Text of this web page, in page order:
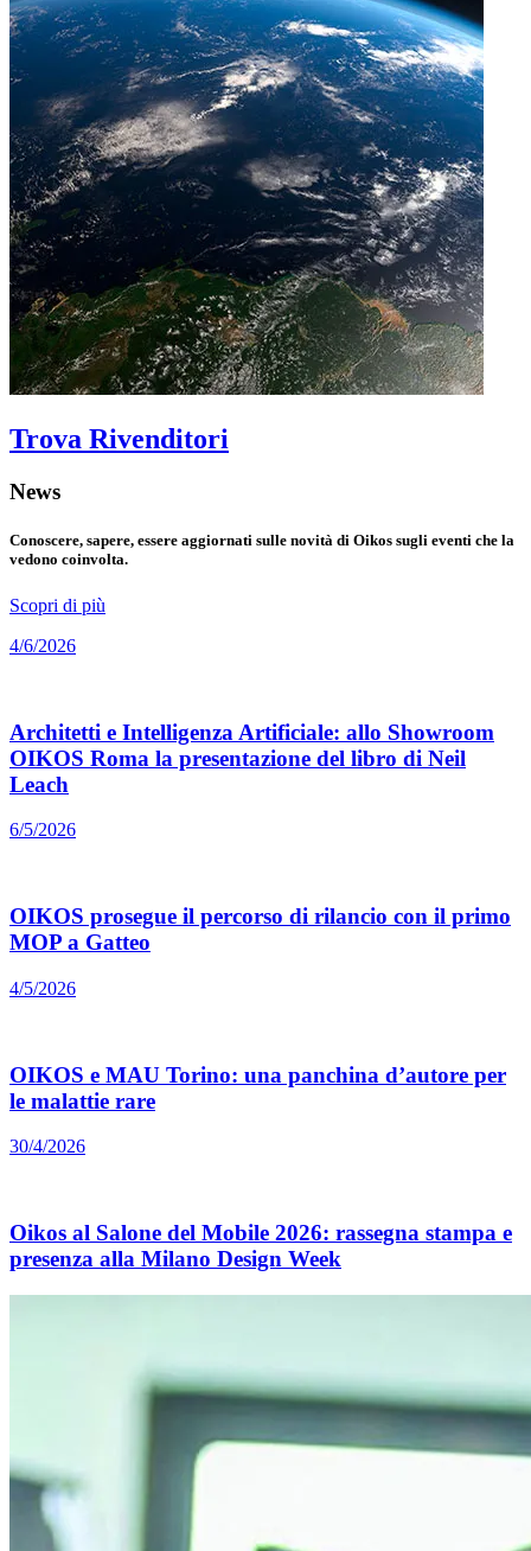
Trova Rivenditori
News
Conoscere, sapere, essere aggiornati sulle novità di Oikos sugli eventi che la
vedono coinvolta.
Scopri di più
4/6/2026
Architetti e Intelligenza Artificiale: allo Showroom
OIKOS Roma la presentazione del libro di Neil
Leach
6/5/2026
OIKOS prosegue il percorso di rilancio con il primo
MOP a Gatteo
4/5/2026
OIKOS e MAU Torino: una panchina d’autore per
le malattie rare
30/4/2026
Oikos al Salone del Mobile 2026: rassegna stampa e
presenza alla Milano Design Week